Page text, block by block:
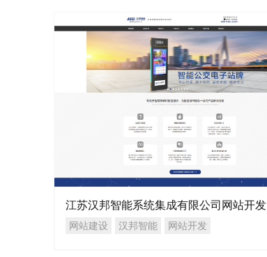
江苏汉邦智能系统集成有限公司网站开发
网站建设 汉邦智能 网站开发